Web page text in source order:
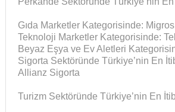
Gıda Marketler Kategorisinde: Migros
Teknoloji Marketler Kategorisinde:
Beyaz Eşya ve Ev Aletleri
Sigorta Sektöründe Türkiye’nin En
Allianz Sigorta
Turizm Sektöründe Türkiye’nin En